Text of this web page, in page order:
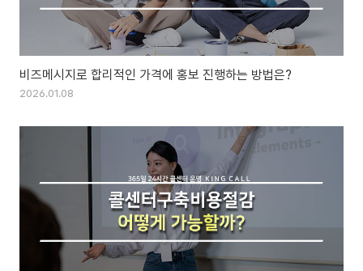
비즈메시지로 합리적인 가격에 홍보 진행하는 방법은?
2026.01.08